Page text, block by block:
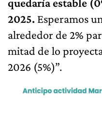
quedaría estable
2025. Esperamos
alrededor de 2%
mitad de lo
2026 (5%)”.